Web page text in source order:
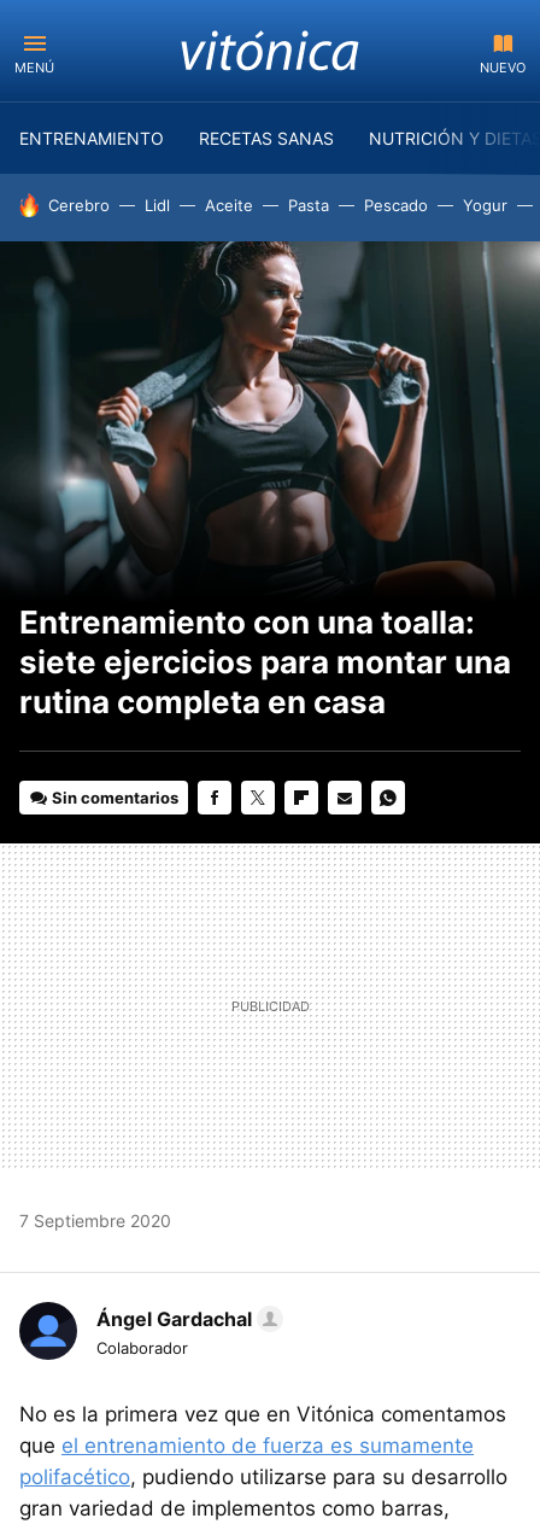
MENÚ NUEVO
ENTRENAMIENTO RECETAS SANAS NUTRICIÓN Y
HOY SE HABLA DE
Cerebro Lidl Aceite Pasta Pescado Yogur
Entrenamiento con una toalla:
siete ejercicios para montar una
rutina completa en casa
Sin comentarios
MAIL
7 Septiembre 2020
Ángel Gardachal
Colaborador
No es la primera vez que en Vitónica comentamos
que el entrenamiento de fuerza es sumamente
polifacético, pudiendo utilizarse para su desarrollo
gran variedad de implementos como barras,